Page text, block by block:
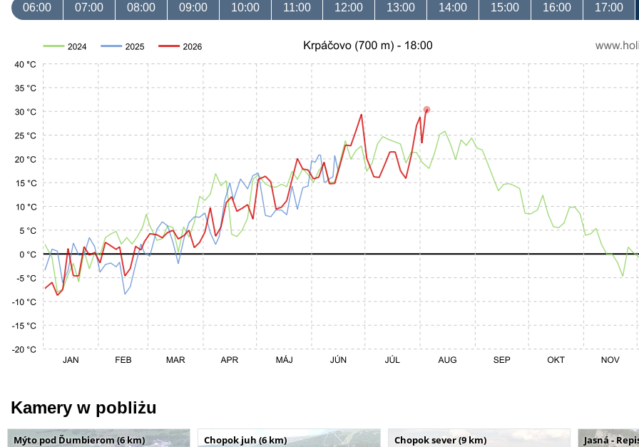
06:00 07:00 08:00 09:00 10:00 11:00 12:00 13:00 14:00 15:00 16:00 17:00
Kamery w pobliżu
Mýto pod Ďumbierom (6 km) Chopok juh (6 km) Chopok sever (9 km) Jasná -